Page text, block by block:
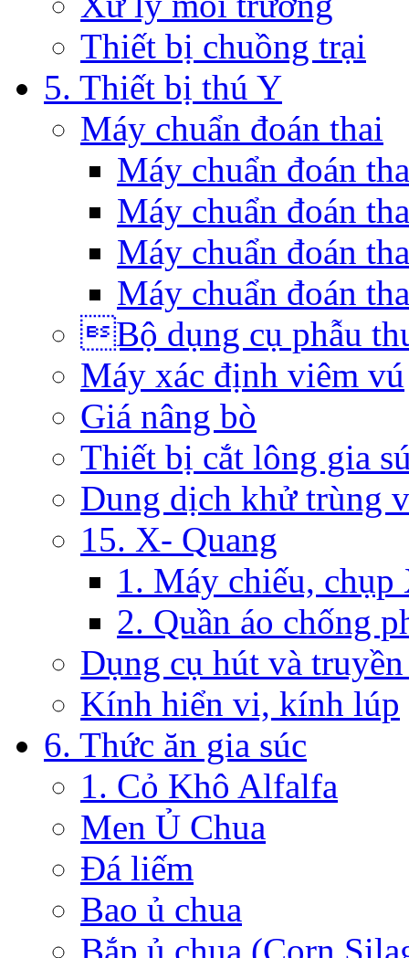
Thiết bị chuồng trại
5. Thiết bị thú Y
Máy chuẩn đoán thai
Máy chuẩn đoán
Máy chuẩn đoán
Máy chuẩn đoán
Máy chuẩn đoán
Bộ dụng cụ phẫu
Máy xác định viêm vú
Giá nâng bò
Thiết bị cắt lông gia
Dung dịch khử trùng
15. X- Quang
1. Máy chiếu, chụp
2. Quần áo chống
Dụng cụ hút và
Kính hiển vi, kính lúp
6. Thức ăn gia súc
1. Cỏ Khô Alfalfa
Men Ủ Chua
Đá liếm
Bao ủ chua
Bắp ủ chua (Corn